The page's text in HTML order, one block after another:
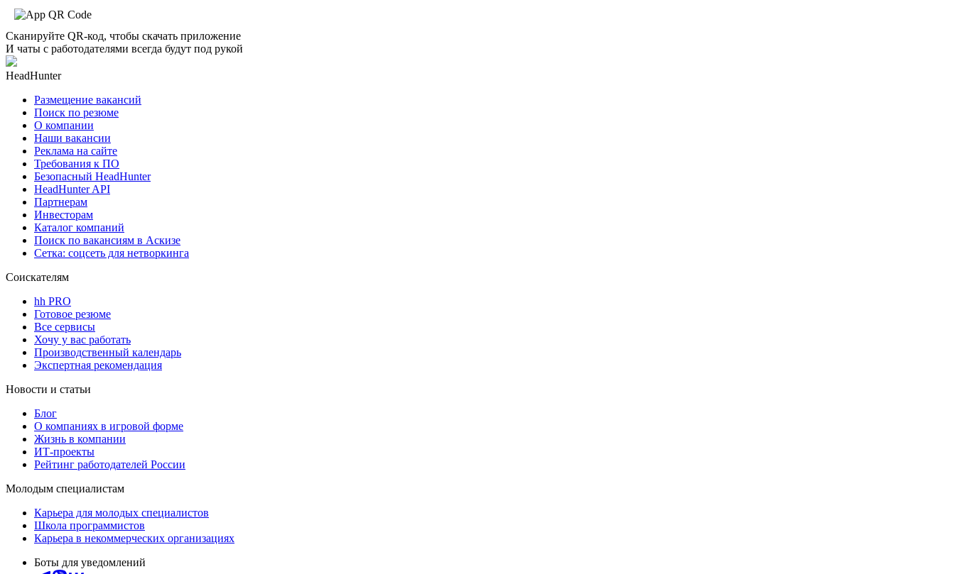
Сканируйте QR-код, чтобы скачать приложение
И чаты с работодателями всегда будут под рукой
HeadHunter
Размещение вакансий
Поиск по резюме
О компании
Наши вакансии
Реклама на сайте
Требования к ПО
Безопасный HeadHunter
HeadHunter API
Партнерам
Инвесторам
Каталог компаний
Поиск по вакансиям в Аскизе
Сетка: соцсеть для нетворкинга
Соискателям
hh PRO
Готовое резюме
Все сервисы
Хочу у вас работать
Производственный календарь
Экспертная рекомендация
Новости и статьи
Блог
О компаниях в игровой форме
Жизнь в компании
ИТ-проекты
Рейтинг работодателей России
Молодым специалистам
Карьера для молодых специалистов
Школа программистов
Карьера в некоммерческих организациях
Боты для уведомлений